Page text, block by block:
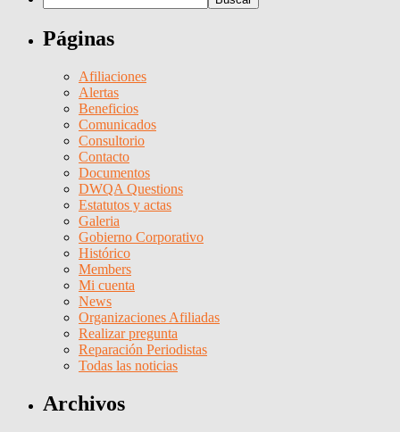
Páginas
Afiliaciones
Alertas
Beneficios
Comunicados
Consultorio
Contacto
Documentos
DWQA Questions
Estatutos y actas
Galeria
Gobierno Corporativo
Histórico
Members
Mi cuenta
News
Organizaciones Afiliadas
Realizar pregunta
Reparación Periodistas
Todas las noticias
Archivos